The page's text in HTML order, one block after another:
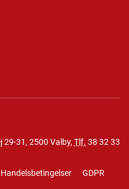
31, 2500 Valby, Tlf. 38 32 33
Handelsbetingelser
GDPR